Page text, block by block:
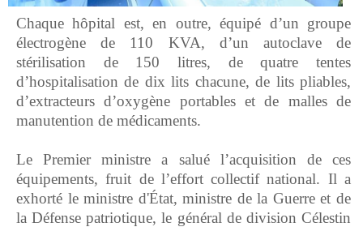
‎Chaque hôpital est, en outre, équipé d’un groupe
électrogène de 110 KVA, d’un autoclave de
stérilisation de 150 litres, de quatre tentes
d’hospitalisation de dix lits chacune, de lits pliables,
d’extracteurs d’oxygène portables et de malles de
manutention de médicaments.
‎Le Premier ministre a salué l’acquisition de ces
équipements, fruit de l’effort collectif national. Il a
exhorté le ministre d'État, ministre de la Guerre et de
la Défense patriotique, le général de division Célestin